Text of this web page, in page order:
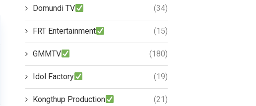
Domundi TV (34)
FRT Entertainment (15)
GMMTV (180)
Idol Factory (19)
Kongthup Production (21)